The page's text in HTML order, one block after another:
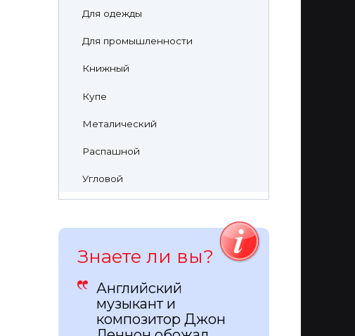
Для одежды
Для промышленности
Книжный
Купе
Металический
Распашной
Угловой
Знаете ли вы?
Английский
музыкант и
композитор Джон